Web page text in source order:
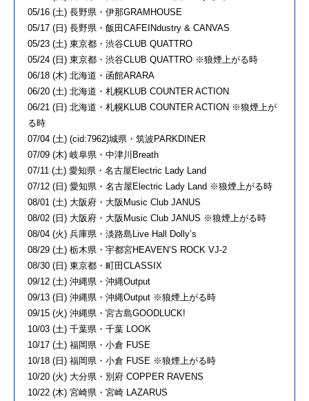
05/16 (土) 長野県・伊那GRAMHOUSE
05/17 (日) 長野県・飯田CAFEINdustry & CANVAS
05/23 (土) 東京都・渋谷CLUB QUATTRO
05/24 (日) 東京都・渋谷CLUB QUATTRO ※狼煙上がる時
06/18 (木) 北海道・函館ARARA
06/20 (土) 北海道・札幌KLUB COUNTER ACTION
06/21 (日) 北海道・札幌KLUB COUNTER ACTION ※狼煙上が
る時
07/04 (土) (cid:7962)城県・筑波PARKDINER
07/09 (木) 岐阜県・中津川Breath
07/11 (土) 愛知県・名古屋Electric Lady Land
07/12 (日) 愛知県・名古屋Electric Lady Land ※狼煙上がる時
08/01 (土) 大阪府・大阪Music Club JANUS
08/02 (日) 大阪府・大阪Music Club JANUS ※狼煙上がる時
08/04 (火) 兵庫県・淡路島Live Hall Dollyʼs
08/29 (土) 栃木県・宇都宮HEAVENʼS ROCK VJ-2
08/30 (日) 東京都・町田CLASSIX
09/12 (土) 沖縄県・沖縄Output
09/13 (日) 沖縄県・沖縄Output ※狼煙上がる時
09/15 (火) 沖縄県・宮古島GOODLUCK!
10/03 (土) 千葉県・千葉 LOOK
10/17 (土) 福岡県・小倉 FUSE
10/18 (日) 福岡県・小倉 FUSE ※狼煙上がる時
10/20 (火) 大分県・別府 COPPER RAVENS
10/22 (木) 宮崎県・宮崎 LAZARUS